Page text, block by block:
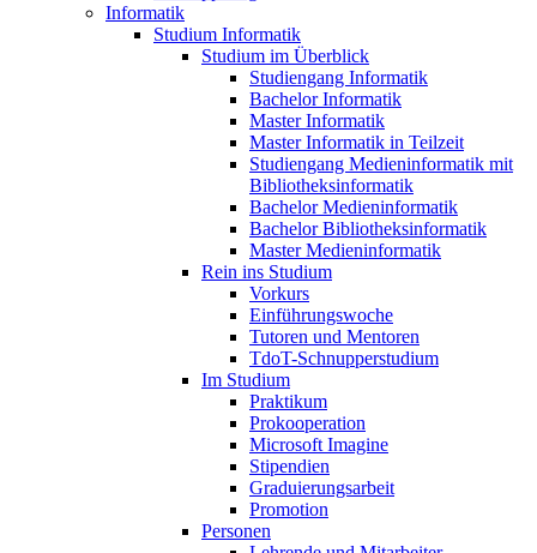
Informatik
Studium Informatik
Studium im Überblick
Studiengang Informatik
Bachelor Informatik
Master Informatik
Master Informatik in Teilzeit
Studiengang Medieninformatik mit
Bibliotheksinformatik
Bachelor Medieninformatik
Bachelor Bibliotheksinformatik
Master Medieninformatik
Rein ins Studium
Vorkurs
Einführungswoche
Tutoren und Mentoren
TdoT-Schnupperstudium
Im Studium
Praktikum
Prokooperation
Microsoft Imagine
Stipendien
Graduierungsarbeit
Promotion
Personen